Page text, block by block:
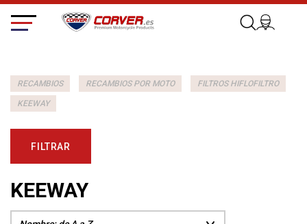
RECAMBIOS RECAMBIOS POR MOTO FILTROS HIFLOFILTRO
KEEWAY
FILTRAR
KEEWAY